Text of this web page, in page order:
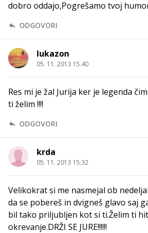
dobro oddajo,Pogrešamo tvoj
ODGOVORI
lukazon
05. 11. 2013 15.40
Res mi je žal Jurija ker je legenda
ti želim !!!!
ODGOVORI
krda
05. 11. 2013 15.32
Velikokrat si me nasmejal ob
da se pobereš in dvigneš glavo saj
bil tako priljubljen kot si ti.Želim ti
okrevanje.DRŽI SE JURE!!!!!!